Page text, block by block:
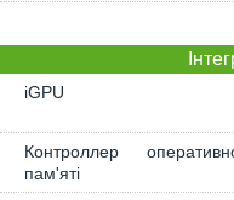
iGPU
Контроллер
пам'яті